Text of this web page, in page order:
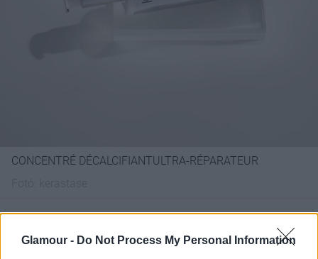
Glamour - Do Not Process My Personal Information
CONCENTRÉ DÉCALCIFIANTULTRA-RÉPARATEUR
Regeneráló hatású kalciumeltávolító hajfürdő
előtti koncentrált ápoló, amely segít eltávolítani a